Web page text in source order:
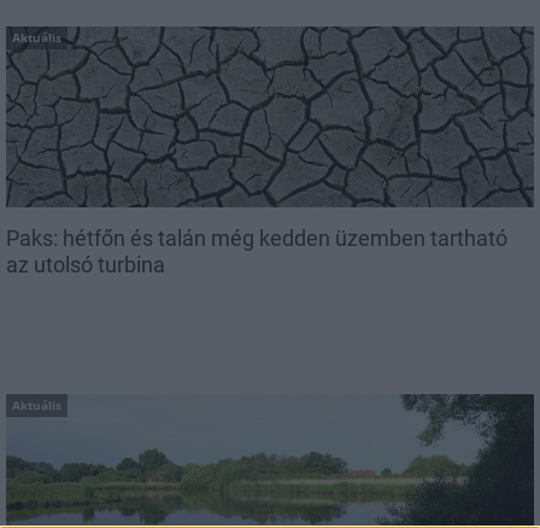
Aktuális
Paks: hétfőn és talán még kedden üzemben tartható
az utolsó turbina
Aktuális